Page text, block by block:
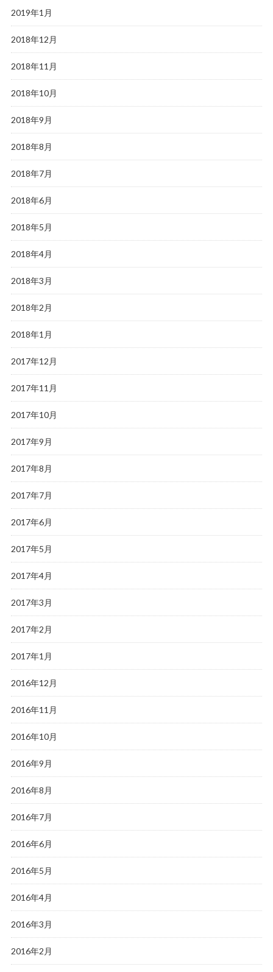
2019年1月
2018年12月
2018年11月
2018年10月
2018年9月
2018年8月
2018年7月
2018年6月
2018年5月
2018年4月
2018年3月
2018年2月
2018年1月
2017年12月
2017年11月
2017年10月
2017年9月
2017年8月
2017年7月
2017年6月
2017年5月
2017年4月
2017年3月
2017年2月
2017年1月
2016年12月
2016年11月
2016年10月
2016年9月
2016年8月
2016年7月
2016年6月
2016年5月
2016年4月
2016年3月
2016年2月